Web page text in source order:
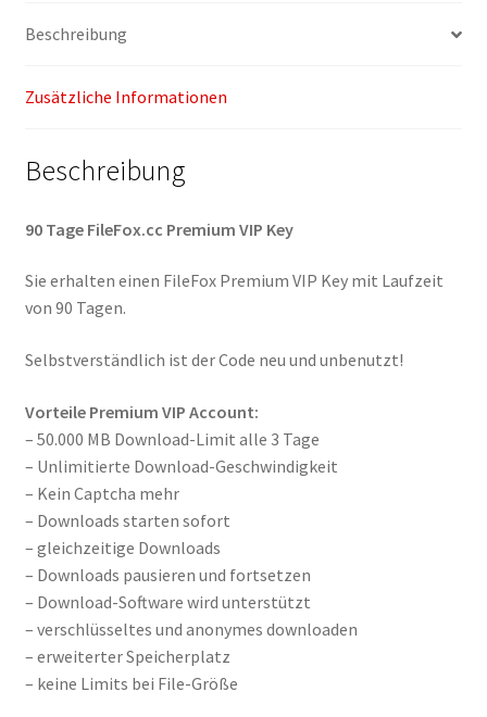
Beschreibung
Zusätzliche Informationen
Beschreibung
90 Tage FileFox.cc Premium VIP Key
Sie erhalten einen FileFox Premium VIP Key mit Laufzeit
von 90 Tagen.
Selbstverständlich ist der Code neu und unbenutzt!
Vorteile Premium VIP Account:
– 50.000 MB Download-Limit alle 3 Tage
– Unlimitierte Download-Geschwindigkeit
– Kein Captcha mehr
– Downloads starten sofort
– gleichzeitige Downloads
– Downloads pausieren und fortsetzen
– Download-Software wird unterstützt
– verschlüsseltes und anonymes downloaden
– erweiterter Speicherplatz
– keine Limits bei File-Größe